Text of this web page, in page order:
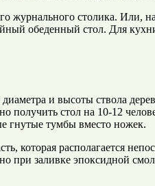
журнального столика. Или,
обеденный стол. Для
и высоты ствола
стол на 10-12
гнутые тумбы вместо ножек.
которая располагается
при заливке эпоксидной